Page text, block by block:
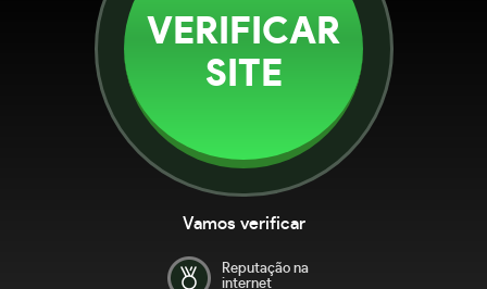
VERIFICAR
SITE
Vamos verificar
Reputação na
internet